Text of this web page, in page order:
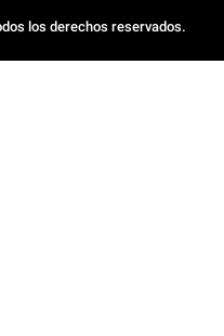
los derechos reservados.